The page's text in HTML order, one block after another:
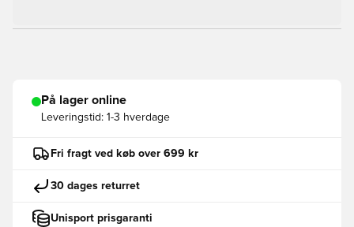
På lager online
Leveringstid: 1-3 hverdage
Fri fragt ved køb over 699 kr
30 dages returret
Unisport prisgaranti